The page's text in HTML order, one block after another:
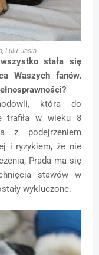
Lulu, Jasia
stała się
Waszych fanów.
która do
trafiła w wieku 8
z podejrzeniem
i ryzykiem, że nie
Prada ma się
stawów w
wykluczone.